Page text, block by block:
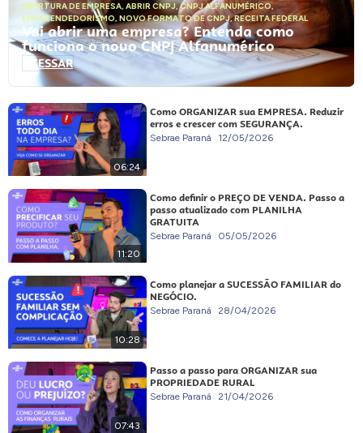
ABERTURA DE EMPRESA, ABRIR CNPJ,CNPJ ALFANUMÉRICO,
EMPREENDEDORISMO, NOVO FORMATO DE CNPJ,RECEITA FEDERAL
Vai abrir uma empresa? Entenda como
funciona o novo CNPJ Alfanumérico
ACESSAR
06:24
Como ORGANIZAR sua EMPRESA. Reduzir
erros e crescer com SEGURANÇA.
Sebrae Paraná 12/05/2026
11:20
Como definir o PREÇO DE VENDA. Passo a
passo atualizado com PLANILHA
GRATUITA
Sebrae Paraná 05/05/2026
10:28
Como planejar a SUCESSÃO FAMILIAR do
NEGÓCIO.
Sebrae Paraná 28/04/2026
07:43
Passo a passo para ORGANIZAR sua
PROPRIEDADE RURAL
Sebrae Paraná 21/04/2026